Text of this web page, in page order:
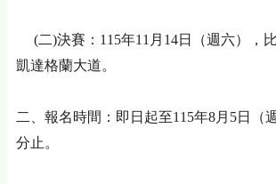
(二)決賽： 115年11 月 14日（週六） ，
凱達格蘭大道。
二、報名時間：即日起至115年8月5日（
分止。